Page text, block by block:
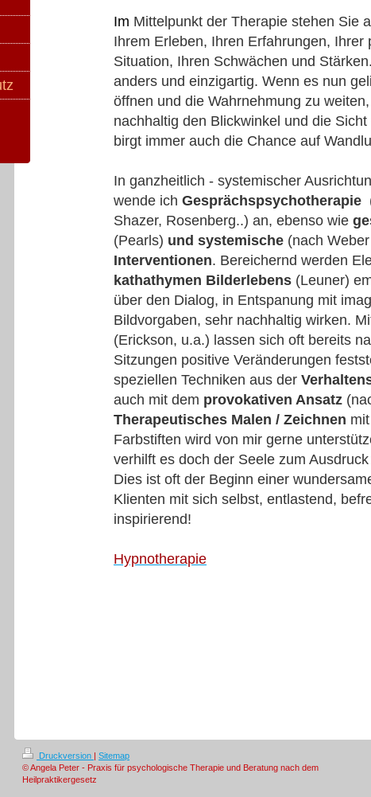
Im Mittelpunkt der Therapie stehen Sie
Ihrem Erleben, Ihren Erfahrungen, Ihrer
Situation, Ihren Schwächen und
anders und einzigartig. Wenn es nun
öffnen und die Wahrnehmung zu
nachhaltig den Blickwinkel und die
birgt immer auch die Chance auf
In ganzheitlich - systemischer
wende ich Gesprächspsychotherapie
Shazer, Rosenberg..) an, ebenso wie
(Pearls) und systemische (nach
Interventionen. Bereichernd werden
kathathymen Bilderlebens (Leuner)
über den Dialog, in Entspanung mit
Bildvorgaben, sehr nachhaltig wirken.
(Erickson, u.a.) lassen sich oft bereits
Sitzungen positive Veränderungen
speziellen Techniken aus der
auch mit dem provokativen Ansatz
Therapeutisches Malen / Zeichnen
Farbstiften wird von mir gerne
verhilft es doch der Seele zum
Dies ist oft der Beginn einer
Klienten mit sich selbst, entlastend,
inspirierend!
Hypnotherapie
Druckversion | Sitemap
© Angela Peter - Praxis für psychologische Therapie und Beratung nach dem
Heilpraktikergesetz